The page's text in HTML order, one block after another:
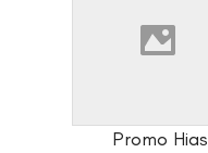
Promo